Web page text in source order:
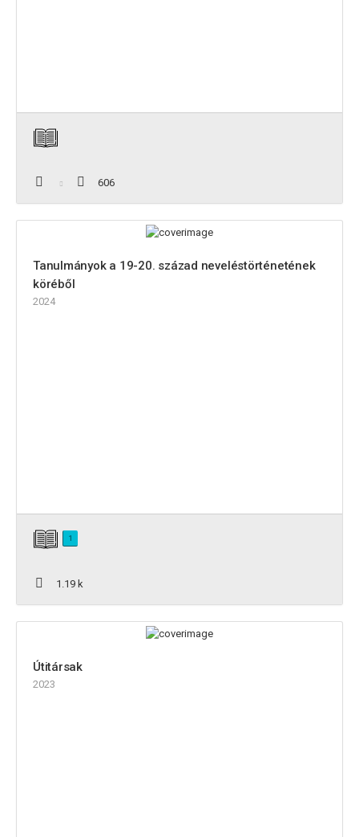
606
Tanulmányok a 19-20. század neveléstörténetének
köréből
2024
1
1.19 k
Útitársak
2023